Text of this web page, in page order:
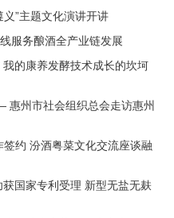
”主题文化演讲开讲
服务酿酒全产业链发展
的康养发酵技术成长的坎坷
州市社会组织总会走访惠州
约 汾酒粤菜文化交流座谈融
国家专利受理 新型无盐无麸